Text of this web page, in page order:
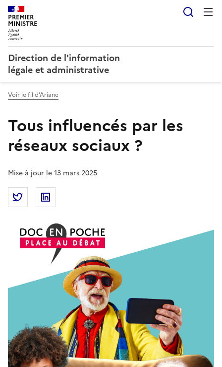
PREMIER
MINISTRE
Direction de l'information
légale et administrative
Voir le fil d’Ariane
Tous influencés par les
réseaux sociaux ?
Mise à jour le 13 mars 2025
Partager la page
Partager Tous influencés par les réseaux sociaux ?